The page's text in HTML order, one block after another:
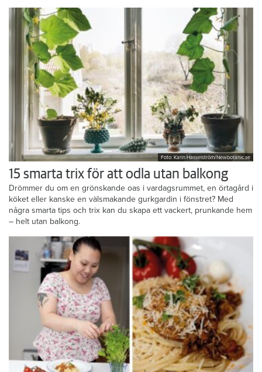
Foto: Karin Hasselström/Newbotanic.se
15 smarta trix för att odla utan balkong
Drömmer du om en grönskande oas i vardagsrummet, en örtagård i
köket eller kanske en välsmakande gurkgardin i fönstret? Med
några smarta tips och trix kan du skapa ett vackert, prunkande hem
– helt utan balkong.